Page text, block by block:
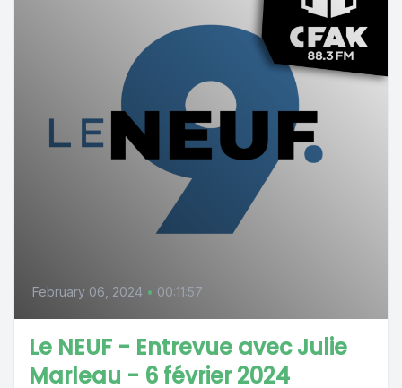
February 06, 2024 • 00:11:57
Le NEUF - Entrevue avec Julie
Marleau - 6 février 2024